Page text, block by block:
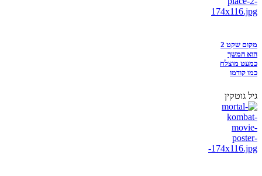
מקום שקט 2
הוא המשך
כמעט מוצלח
כמו קודמו
גיל גוטקין